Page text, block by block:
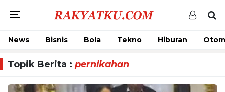
News Bisnis Bola Tekno Hiburan
Topik Berita : pernikahan